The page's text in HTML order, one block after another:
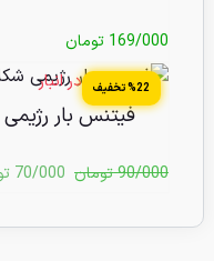
169/000 تومان
%22 تخفیف14 عدد در انبار
فیتنس بار
90/000تومان 70/000